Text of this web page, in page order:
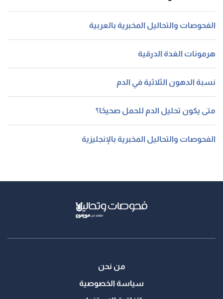
الفحوصات والتحاليل المخبرية بالعربية
هرمونات الغدة الدرقية
نسبة الدهون الثلاثية في الدم
متى يكون تحليل الدم للحمل صحيحًا؟
الفحوصات والتحاليل المخبرية بالإنجليزية
من نحن
سياسة الخصوصية